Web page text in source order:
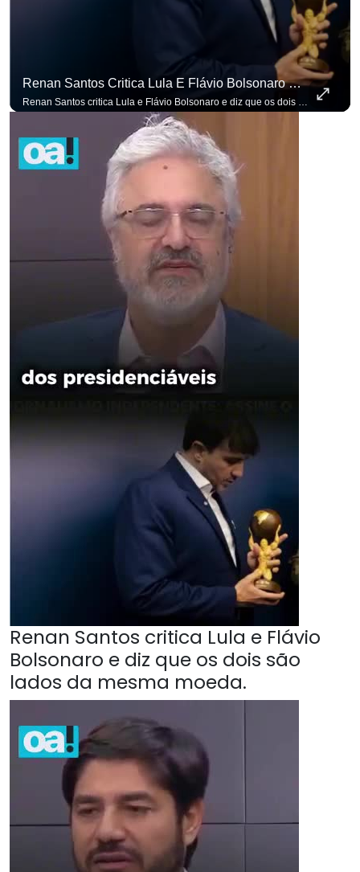
Renan Santos Critica Lula E Flávio Bolsonaro E Diz Que Os Dois São Lados Da Mesma Moeda.
Renan Santos critica Lula e Flávio Bolsonaro e diz que os dois são lados da mesma moeda. #OAntagonista Se você busca informação com credibilidade, inscreva-se agora e ative o
Renan Santos critica Lula e Flávio
Bolsonaro e diz que os dois são
lados da mesma moeda.